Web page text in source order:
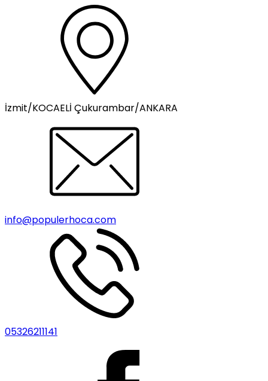
İzmit/KOCAELİ Çukurambar/ANKARA
info@populerhoca.com
05326211141